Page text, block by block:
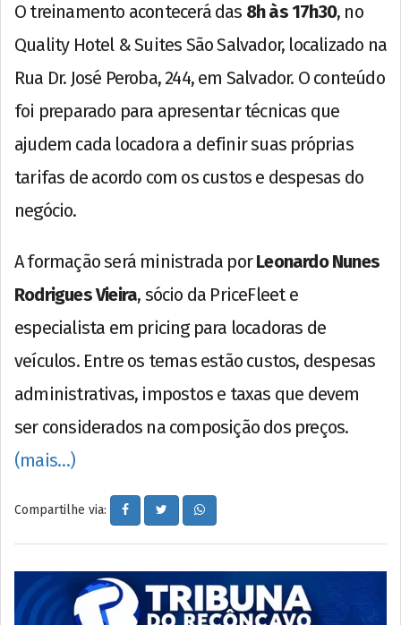
O treinamento acontecerá das 8h às 17h30, no
Quality Hotel & Suites São Salvador, localizado na
Rua Dr. José Peroba, 244, em Salvador. O conteúdo
foi preparado para apresentar técnicas que
ajudem cada locadora a definir suas próprias
tarifas de acordo com os custos e despesas do
negócio.
A formação será ministrada porLeonardo Nunes
Rodrigues Vieira, sócio da PriceFleet e
especialista em pricing para locadoras de
veículos. Entre os temas estão custos, despesas
administrativas, impostos e taxas que devem
ser considerados na composição dos preços.
(mais…)
Compartilhe via: